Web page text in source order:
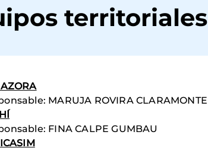
territoriales
MARUJA ROVIRA CLARAMONTE
FINA CALPE GUMBAU